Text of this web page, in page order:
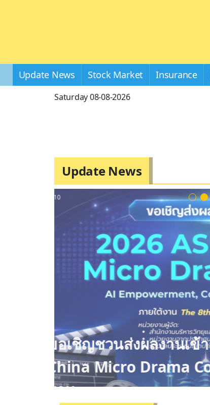
Update News Stock Market Insurance
Saturday 08-08-2026
Update News
2 / 10
ขอเชิญชวนส่งผลงานเ
China Micro Drama
บาท